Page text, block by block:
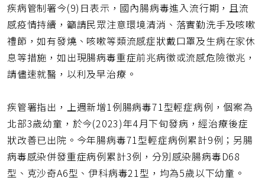
短
網
址
疾病管制署今(9)日表示，國內腸病毒進入流行期，且流
感疫情持續，籲請民眾注意環境清消、落實勤洗手及咳嗽
禮節，如有發燒、咳嗽等類流感症狀戴口罩及生病在家休
息等措施，如出現腸病毒重症前兆病徵或流感危險徵兆，
請儘速就醫，以利及早治療。
疾管署指出，上週新增1例腸病毒71型輕症病例，個案為
北部3歲幼童，於今(2023)年4月下旬發病，經治療後症
狀改善已出院。今年腸病毒71型輕症病例累計9例；另腸
病毒感染併發重症病例累計3例，分別感染腸病毒D68
型、克沙奇A6型、伊科病毒21型，均為5歲以下幼童。